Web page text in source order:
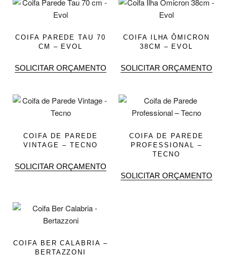
COIFA PAREDE TAU 70
CM – EVOL
SOLICITAR ORÇAMENTO
COIFA ILHA ÔMICRON
38CM – EVOL
SOLICITAR ORÇAMENTO
COIFA DE PAREDE
VINTAGE – TECNO
SOLICITAR ORÇAMENTO
COIFA DE PAREDE
PROFESSIONAL –
TECNO
SOLICITAR ORÇAMENTO
COIFA BER CALABRIA –
BERTAZZONI